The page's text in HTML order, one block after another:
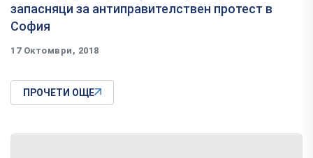
запасняци за антиправителствен протест в
София
17 Октомври, 2018
ПРОЧЕТИ ОЩЕ